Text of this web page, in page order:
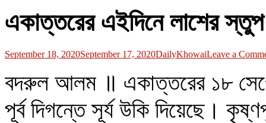
একাত্তরের এইদিনে লাশের
September 18, 2020September 17, 2020DailyKhowaiLeave a
বদরুল আলম ॥ একাত্তরের ১৮
পূর্ব দিগন্তে সূর্য উকি দিয়েছে।